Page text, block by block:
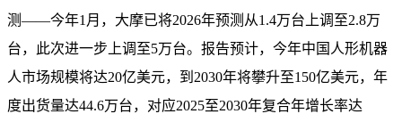
测——今年1月，大摩已将2026年预测从1.4万台上调至2.8万
台，此次进一步上调至5万台。报告预计，今年中国人形机器
人市场规模将达20亿美元，到2030年将攀升至150亿美元，年
度出货量达44.6万台，对应2025至2030年复合年增长率达